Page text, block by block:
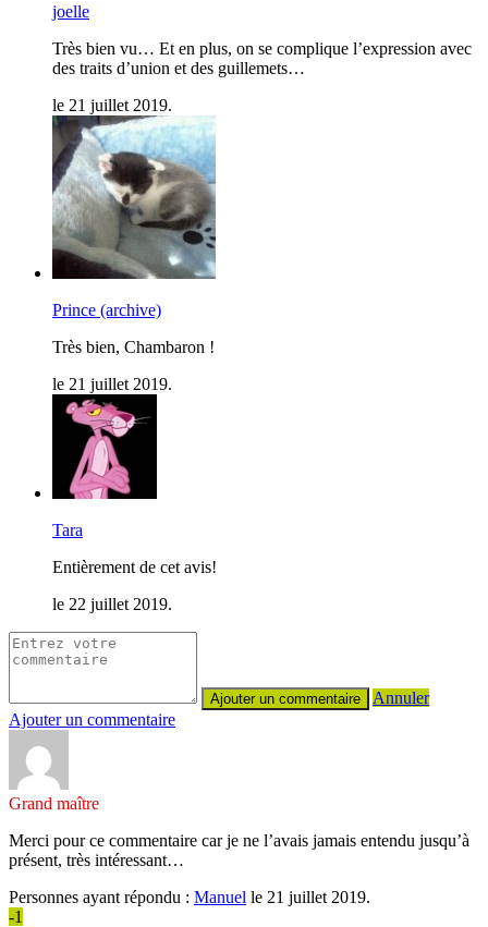
joelle
Très bien vu… Et en plus, on se complique l’expression avec
des traits d’union et des guillemets…
le 21 juillet 2019.
Prince (archive)
Très bien, Chambaron !
le 21 juillet 2019.
Tara
Entièrement de cet avis!
le 22 juillet 2019.
Annuler
Ajouter un commentaire
Grand maître
Merci pour ce commentaire car je ne l’avais jamais entendu jusqu’à
présent, très intéressant…
Personnes ayant répondu : Manuel le 21 juillet 2019.
-1